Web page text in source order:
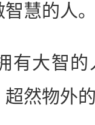
智慧的人
大智的
然物外